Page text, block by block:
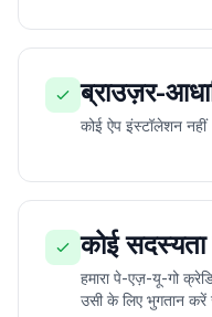
ब्राउज़र-
कोई ऐप इंस्टॉलेशन नहीं
कोई
हमारा पे-एज़-यू-गो
उसी के लिए भुगतान